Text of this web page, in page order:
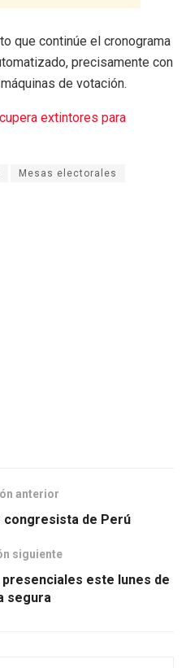
que continúe el cronograma
precisamente con
de votación.
extintores para
Mesas electorales
anterior
congresista de Perú
siguiente
este lunes de
segura